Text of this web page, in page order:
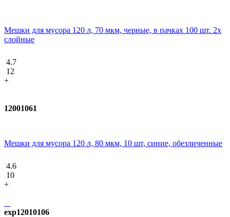
Мешки для мусора 120 л, 70 мкм, черные, в пачках 100 шт. 2х
слойные
4.7
12
+
12001061
Мешки для мусора 120 л, 80 мкм, 10 шт, синие, обезличенные
4.6
10
+
exp12010106